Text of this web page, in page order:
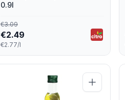
0.9l
€3.09
€2.49
€2.77/l